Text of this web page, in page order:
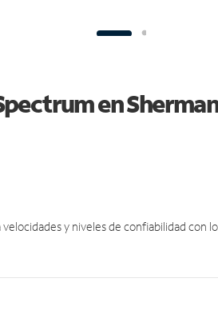
en
y niveles de confiabilidad con